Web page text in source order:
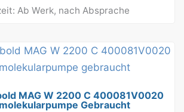
Ab Werk, nach Absprache
MAG W 2200 C 400081V0020
Gebraucht